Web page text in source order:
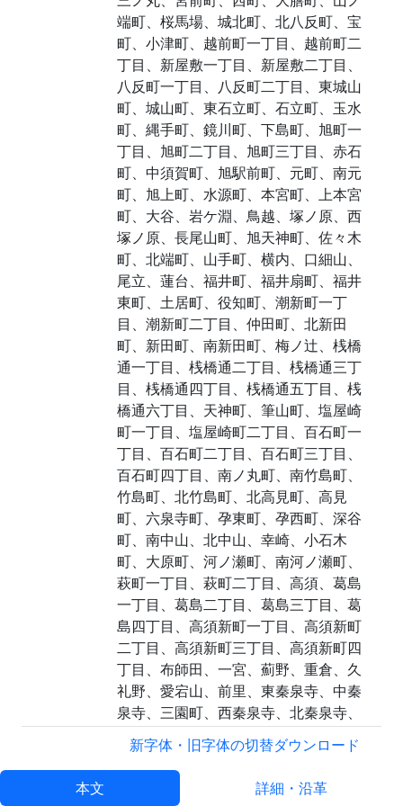
端町、桜馬場、城北町、北八反町、宝
町、小津町、越前町一丁目、越前町二
丁目、新屋敷一丁目、新屋敷二丁目、
八反町一丁目、八反町二丁目、東城山
町、城山町、東石立町、石立町、玉水
町、縄手町、鏡川町、下島町、旭町一
丁目、旭町二丁目、旭町三丁目、赤石
町、中須賀町、旭駅前町、元町、南元
町、旭上町、水源町、本宮町、上本宮
町、大谷、岩ケ淵、鳥越、塚ノ原、西
塚ノ原、長尾山町、旭天神町、佐々木
町、北端町、山手町、横内、口細山、
尾立、蓮台、福井町、福井扇町、福井
東町、土居町、役知町、潮新町一丁
目、潮新町二丁目、仲田町、北新田
町、新田町、南新田町、梅ノ辻、桟橋
通一丁目、桟橋通二丁目、桟橋通三丁
目、桟橋通四丁目、桟橋通五丁目、桟
橋通六丁目、天神町、筆山町、塩屋崎
町一丁目、塩屋崎町二丁目、百石町一
丁目、百石町二丁目、百石町三丁目、
百石町四丁目、南ノ丸町、南竹島町、
竹島町、北竹島町、北高見町、高見
町、六泉寺町、孕東町、孕西町、深谷
町、南中山、北中山、幸崎、小石木
町、大原町、河ノ瀬町、南河ノ瀬町、
萩町一丁目、萩町二丁目、高須、葛島
一丁目、葛島二丁目、葛島三丁目、葛
島四丁目、高須新町一丁目、高須新町
二丁目、高須新町三丁目、高須新町四
丁目、布師田、一宮、薊野、重倉、久
礼野、愛宕山、前里、東秦泉寺、中秦
泉寺、三園町、西秦泉寺、北秦泉寺、
宇津野、三谷、七ツ淵、加賀野井一丁
目、加賀野井二丁目、愛宕山南町、秦
南町一丁目、秦南町二丁目、東久万、
中久万、西久万、南久万、万々、中
新字体・旧字体の切替ダウンロード
本文 詳細・沿革